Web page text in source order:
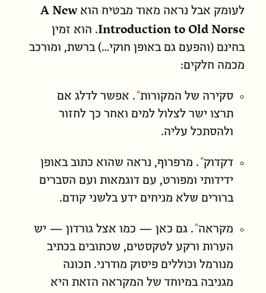
לעומק אבל נראה מאוד מבטיח הואA New
Introduction to Old Norse. הוא זמין
בחינם (והפעם גם באופן חוקי…) ברשת, ומורכב
מכמה חלקים:
סקירה של המקורות . אפשר לדלג אם
תרצו ישר לצלול למים ואחר כך לחזור
ולהסתכל עליה.
דקדוק . מרפרוף, נראה שהוא כתוב באופן
ידידותי ומפורט, עם דוגמאות ועם הסברים
ברורים שלא מניחים ידע בלשני קודם.
מקראה . גם כאן — כמו אצל גורדון — יש
הערות ורקע לטקסטים, שכתובים בכתיב
מנורמל וכוללים פיסוק מודרני. תכונה
מגניבה במיוחד של המקראה הזאת היא